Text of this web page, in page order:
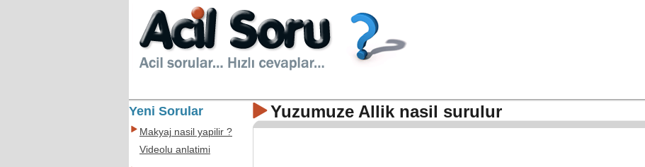
Yuzumuze Allik nasil surulur
Yeni Sorular
Makyaj nasil yapilir ?
Videolu anlatimi